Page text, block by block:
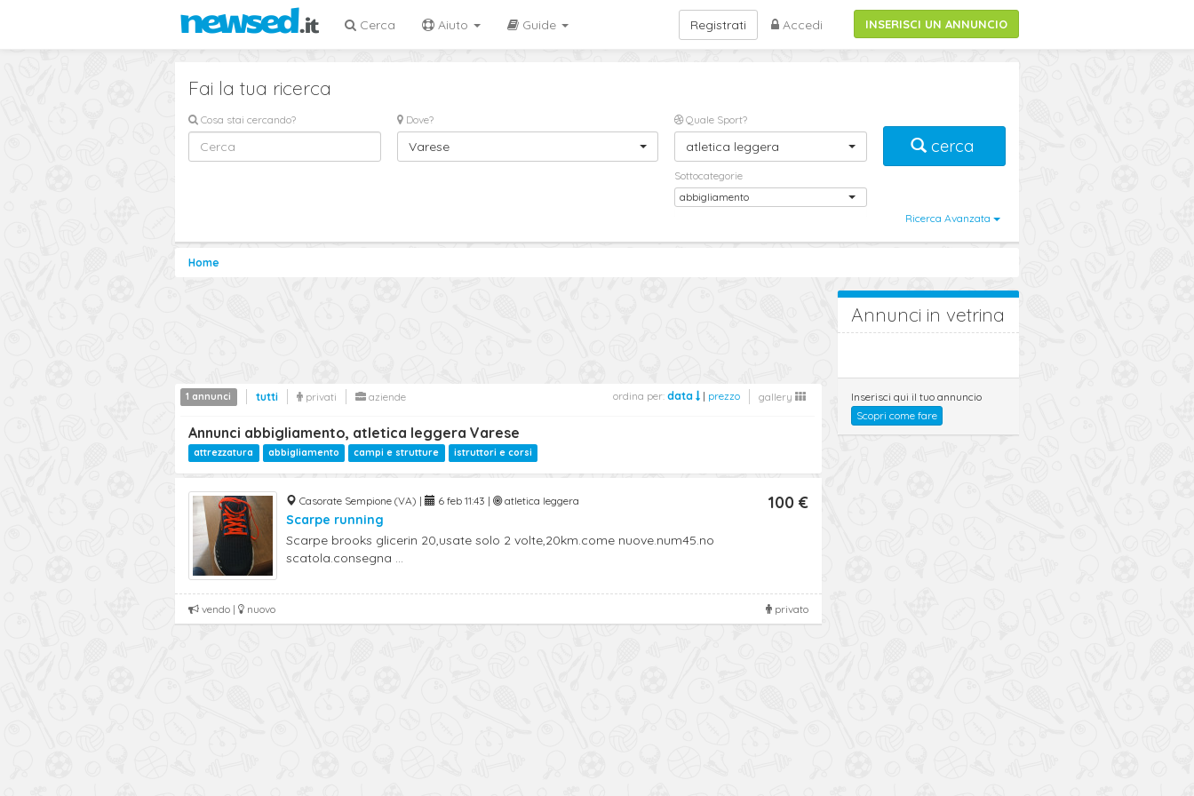
INSERISCI UN ANNUNCIO
Cerca Aiuto Guide Accedi
Registrati
Fai la tua ricerca
Cosa stai cercando? Dove?
Varese
Quale Sport?
atletica leggera
Sottocategorie
abbigliamento
cerca
Ricerca Avanzata
Home
tutti privati aziende
1 annunci ordina per: data | prezzo gallery
Annunci abbigliamento, atletica leggera Varese
attrezzatura abbigliamento campi e strutture istruttori e corsi
Casorate Sempione (VA) | 6 feb 11:43 | atletica leggera
Scarpe running
Scarpe brooks glicerin 20,usate solo 2 volte,20km.come nuove.num45.no
scatola.consegna ...
100 €
privato
vendo | nuovo
Annunci in vetrina
Inserisci qui il tuo annuncio
Scopri come fare